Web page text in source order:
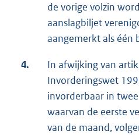
de vorige volzin
aanslagbiljet
aangemerkt als één
4.
In afwijking van
Invorderingswet
invorderbaar in
waarvan de eerste
van de maand,